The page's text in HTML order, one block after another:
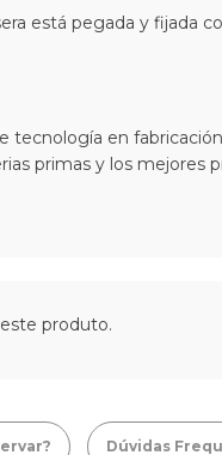
está pegada y fijada
tecnología en
primas y los mejores
produto.
Dúvidas